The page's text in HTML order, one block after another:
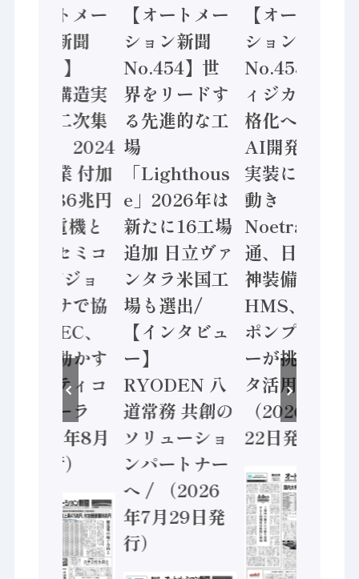
【オートメー
ション新聞
No.455】
「経済構造実
態調査二次集
計結果」2024
年製造業 付加
価値額86兆円
/ 三菱電機と
ソニーセミコ
ン AIビジョ
ンセンサで協
業 / IDEC、
安全に動かす
セーフティコ
ントローラ
（2026年8月
5日発行）
【オートメー
ション新聞
No.454】世
界をリードす
る先進的な工
場
「Lighthous
e」2026年は
新たに16工場
追加 日立ヴァ
ンタラ米国工
場も選出/
【インタビュ
ー】
RYODEN 八
道常務 共創の
ソリューショ
ンパートナー
へ / （2026
年7月29日発
行）
【オートメー
ション新聞
No.453】フ
ィジカルAI本
格化へ 国産
AI開発や社会
実装に活発な
動き
Noetra、富士
通、日立 / 兵
神装備 ×
HMS、老舗
ポンプメーカ
ーが挑むデー
タ活用 など
（2026年7月
22日発行）